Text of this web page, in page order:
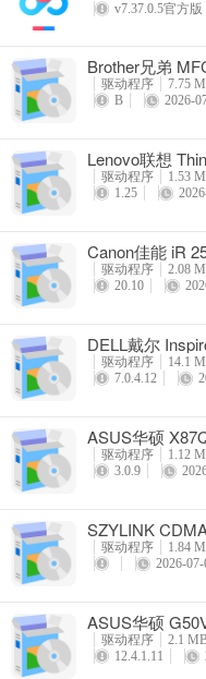
v7.37.0.5官方版
Brother兄弟
驱动
驱动程序
7.75
B
2026-
Lenovo联想
笔记本BIOS
驱动程序
1.53
1.25
Canon佳能 iR
驱动程序
2.08
20.10
DELL戴尔
驱动程序
14.1
7.0.4.12
ASUS华硕
用程序
驱动程序
1.12
3.0.9
SZYLINK
驱动程序
1.84
2026-07-
ASUS华硕
驱动程序
2.1
12.4.1.11